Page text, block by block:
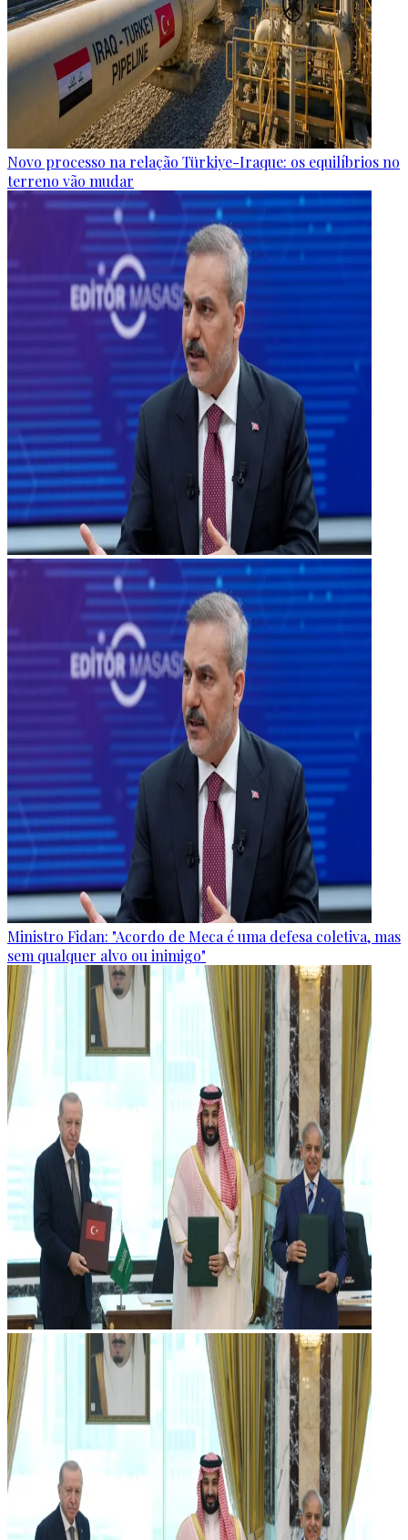
Novo processo na relação Türkiye-Iraque: os equilíbrios no
terreno vão mudar
Ministro Fidan: "Acordo de Meca é uma defesa coletiva, mas
sem qualquer alvo ou inimigo"